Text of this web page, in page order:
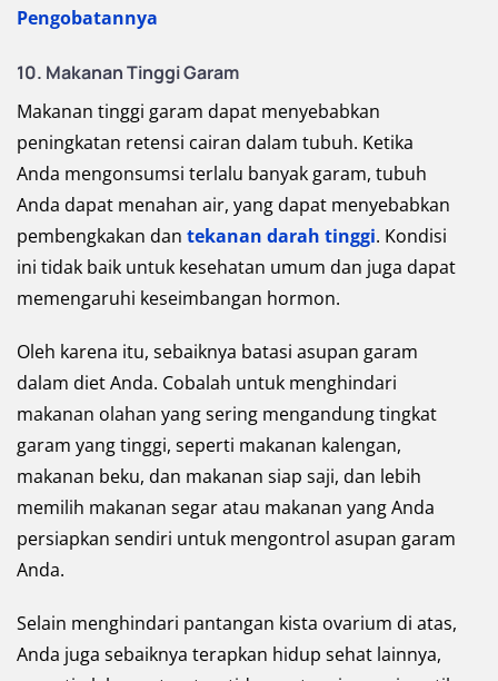
Pengobatannya
10. Makanan Tinggi Garam
Makanan tinggi garam dapat menyebabkan
peningkatan retensi cairan dalam tubuh. Ketika
Anda mengonsumsi terlalu banyak garam, tubuh
Anda dapat menahan air, yang dapat menyebabkan
pembengkakan dan tekanan darah tinggi. Kondisi
ini tidak baik untuk kesehatan umum dan juga dapat
memengaruhi keseimbangan hormon.
Oleh karena itu, sebaiknya batasi asupan garam
dalam diet Anda. Cobalah untuk menghindari
makanan olahan yang sering mengandung tingkat
garam yang tinggi, seperti makanan kalengan,
makanan beku, dan makanan siap saji, dan lebih
memilih makanan segar atau makanan yang Anda
persiapkan sendiri untuk mengontrol asupan garam
Anda.
Selain menghindari pantangan kista ovarium di atas,
Anda juga sebaiknya terapkan hidup sehat lainnya,